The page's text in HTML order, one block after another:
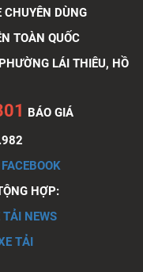
DÙNG
TOÀN QUỐC
LÁI THIÊU, HỒ
BÁO GIÁ
FACEBOOK
HỢP:
NEWS
TẢI